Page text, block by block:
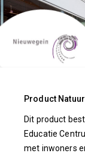
Product
Dit product
Educatie
met inwoners